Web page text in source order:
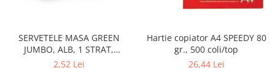
Lumanari
Mopuri
Tipizate
Tuș & more
SERVETELE MASA GREEN
JUMBO, ALB, 1 STRAT,
25X25CM
2,52 Lei
Hartie copiator A4 SPEEDY 80
gr., 500 coli/top
26,44 Lei